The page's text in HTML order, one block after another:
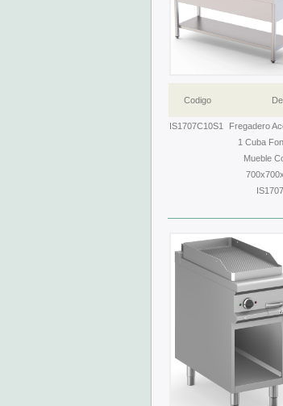
Codigo
IS1707C10S1
Fregadero
1 Cuba
Mueble